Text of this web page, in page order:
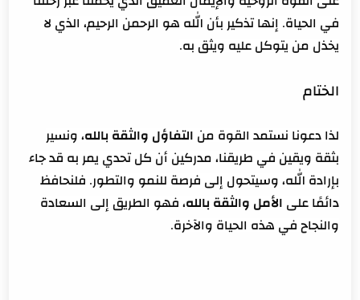
في الحياة. إنها تذكير بأن الله هو الرحمن الرحيم، الذي لا
يخذل من يتوكل عليه ويثق به.
الختام
لذا دعونا نستمد القوة من التفاؤل والثقة بالله، ونسير
بثقة ويقين في طريقنا، مدركين أن كل تحدي يمر به قد جاء
بإرادة الله، وسيتحول إلى فرصة للنمو والتطور. فلنحافظ
دائمًا على الأمل والثقة بالله، فهو الطريق إلى السعادة
والنجاح في هذه الحياة والآخرة.